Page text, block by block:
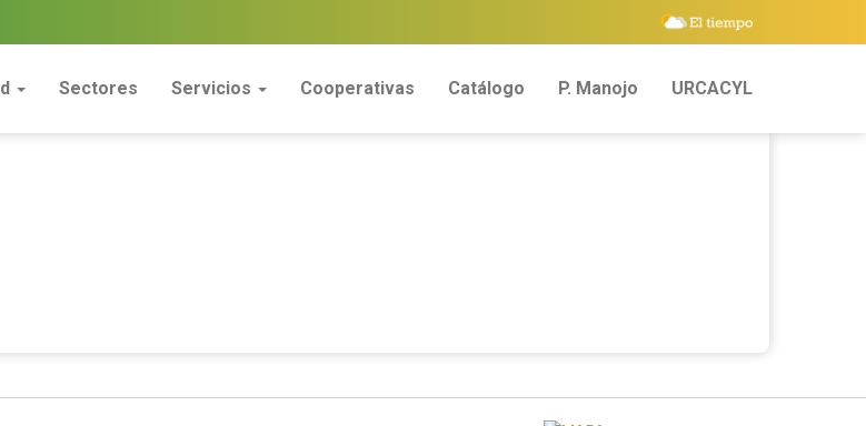
Sectores Servicios Cooperativas Catálogo P. Manojo URCACYL